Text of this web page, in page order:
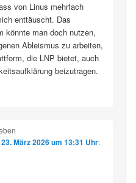
von Linus mehrfach
enttäuscht. Das
könnte man doch nutzen,
Ableismus zu arbeiten,
die LNP bietet, auch
beizutragen.
23. März 2026 um 13:31 Uhr: